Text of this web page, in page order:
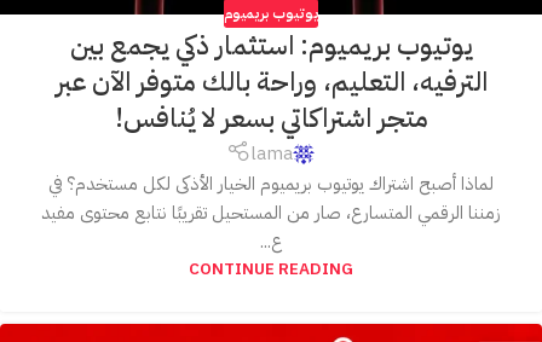
يوتيوب بريميوم
يوتيوب بريميوم: استثمار ذكي يجمع بين
الترفيه، التعليم، وراحة بالك متوفر الآن عبر
متجر اشتراكاتي بسعر لا يُنافس!
lama
لماذا أصبح اشتراك يوتيوب بريميوم الخيار الأذكى لكل مستخدم؟ في
زمننا الرقمي المتسارع، صار من المستحيل تقريبًا نتابع محتوى مفيد
ع...
CONTINUE READING